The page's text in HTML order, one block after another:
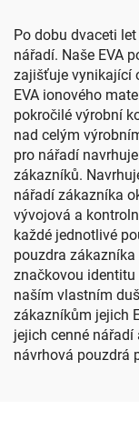
Po dobu dvaceti
nářadí. Naše EVA
zajišťuje vynikající
EVA ionového
pokročilé výrobní
nad celým
pro nářadí
zákazníků.
nářadí zákazníka
vývojová a
každé jednotlivé
pouzdra
značkovou identitu
naším vlastním
zákazníkům jejich
jejich cenné nářadí
návrhová pouzdrá